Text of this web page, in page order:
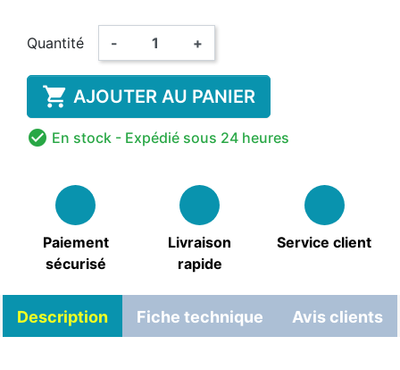
Quantité - +
 AJOUTER AU PANIER
 En stock - Expédié sous 24 heures
Paiement
sécurisé
Livraison
rapide
Service client
Description Fiche technique Avis clients